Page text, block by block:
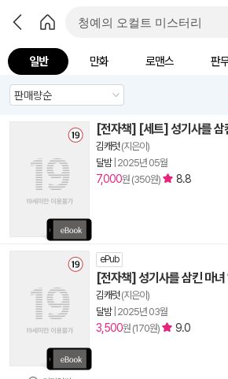
일반 만화 로맨스 판
[전자책] [세트] 성기사를
김캐럿(지은이)
달밤| 2025년 05월
7,000원 (350원) 8.8
ePub
[전자책] 성기사를 삼킨 마녀
김캐럿(지은이)
달밤| 2025년 03월
3,500원 (170원) 9.0